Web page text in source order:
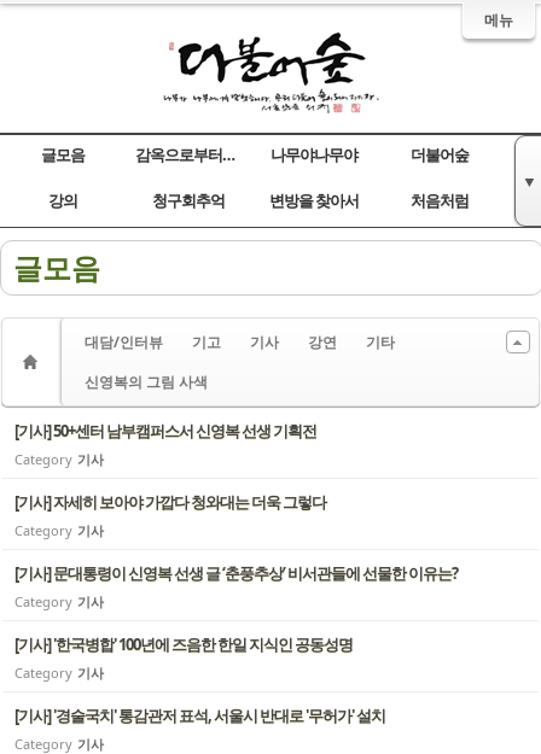
메뉴
글모음 감옥으로부터의 사색 나무야나무야 더불어숲
강의
▼
청구회추억
변방을 찾아서 처음처럼
글모음
대담/인터뷰 기고 기사 강연
기타
신영복의 그림 사색
[기사] 50+센터 남부캠퍼스서 신영복 선생 기획전
Category 기사
[기사] 자세히 보아야 가깝다 청와대는 더욱 그렇다
Category 기사
[기사] 문대통령이 신영복 선생 글 ‘춘풍추상’ 비서관들에 선물한 이유는?
Category 기사
[기사] '한국병합' 100년에 즈음한 한일 지식인 공동성명
Category 기사
[기사] '경술국치' 통감관저 표석, 서울시 반대로 '무허가' 설치
Category 기사
Sketchbook5, 스케치북5
Sketchbook5, 스케치북5
Sketchbook5, 스케치북5
Sketchbook5, 스케치북5